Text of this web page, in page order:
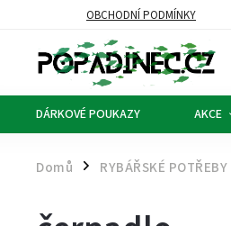
OBCHODNÍ PODMÍNKY
DÁRKOVÉ POUKAZY AKCE
Domů / RYBÁŘSKÉ POTŘEBY